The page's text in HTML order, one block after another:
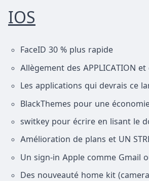
IOS
FaceID 30 % plus rapide
Allègement des APPLICATION
Les applications qui devrais ce
BlackThemes pour une
switkey pour écrire en lisant le
Amélioration de plans et UN
Un sign-in Apple comme Gmail
Des nouveauté home kit